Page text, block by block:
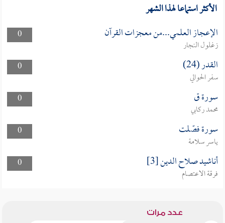
الأكثر استماعا لهذا الشهر
0 الإعجاز العلمي...من معجزات القرآن
زغلول النجار
0
القدر (24)
سفر الحوالي
0
سورة ق
محمد ركابي
0
سورة فصّلت
ياسر سلامة
0
أناشيد صلاح الدين [3]
فرقة الاعتصام
عدد مرات